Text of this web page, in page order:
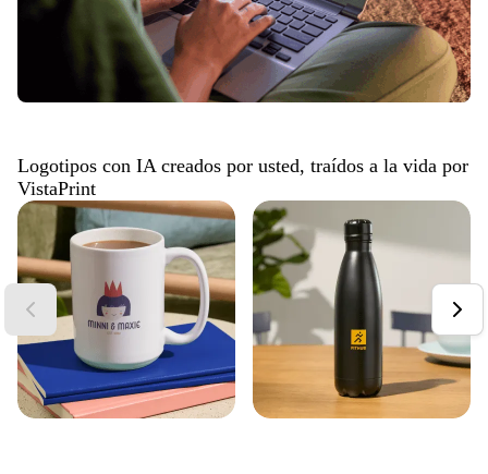
Logotipos con IA creados por usted, traídos a la vida por
VistaPrint